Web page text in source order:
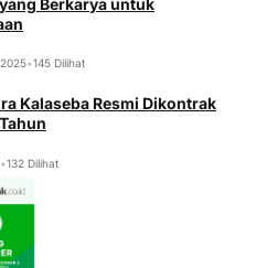
•145 Dilihat
Kalaseba Resmi Dikontrak
•132 Dilihat